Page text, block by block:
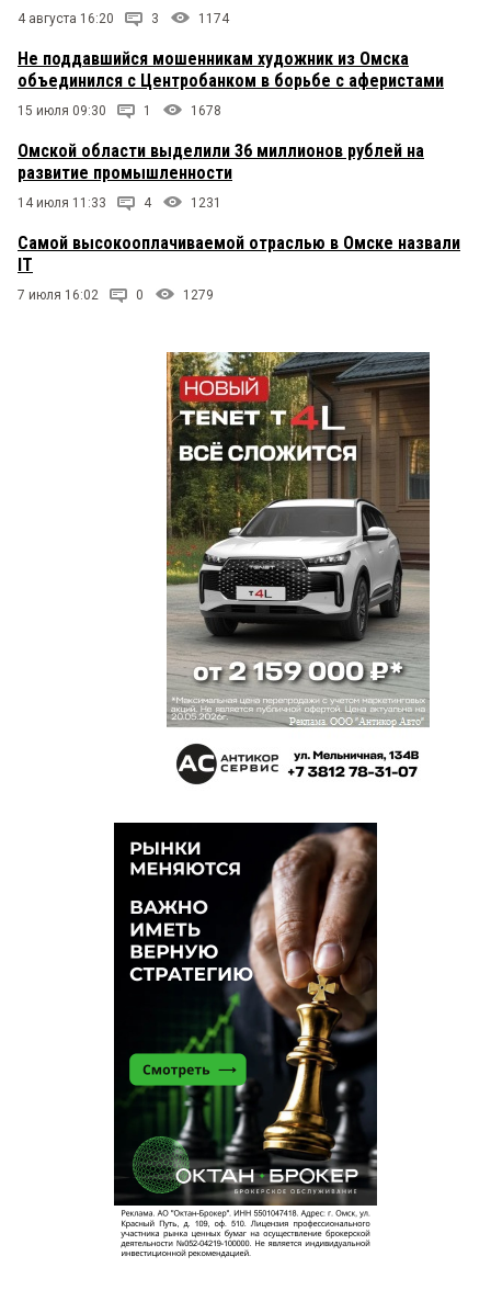
4 августа 16:20 3 1174
Не поддавшийся мошенникам художник из Омска
объединился с Центробанком в борьбе с аферистами
15 июля 09:30 1 1678
Омской области выделили 36 миллионов рублей на
развитие промышленности
14 июля 11:33 4 1231
Самой высокооплачиваемой отраслью в Омске назвали
IT
7 июля 16:02 0 1279